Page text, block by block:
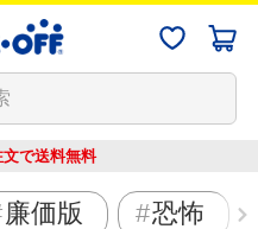
文で送料無料
廉価版 恐怖